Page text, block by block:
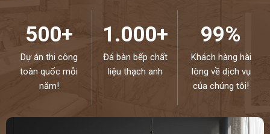
500+
Dự án thi công
toàn quốc mỗi
năm!
1.000+
Đá bàn bếp chất
liệu thạch anh
99%
Khách hàng hài
lòng về dịch vụ
của chúng tôi!